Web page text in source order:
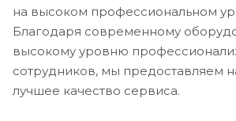
на высоком профессиональном
Благодаря современному
высокому уровню
сотрудников, мы предоставляем
лучшее качество сервиса.